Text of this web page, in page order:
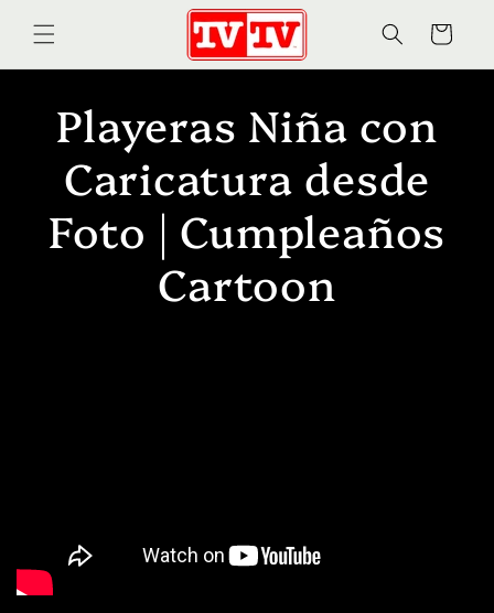
directamente
al contenido
Carrito
C
o
l
n
Playeras Niña con
Caricatura desde
Foto | Cumpleaños
Cartoon